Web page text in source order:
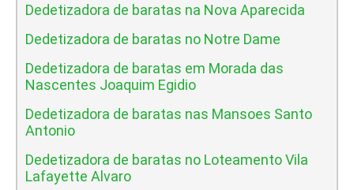
Dedetizadora de baratas na Nova Aparecida
Dedetizadora de baratas no Notre Dame
Dedetizadora de baratas em Morada das
Nascentes Joaquim Egidio
Dedetizadora de baratas nas Mansoes Santo
Antonio
Dedetizadora de baratas no Loteamento Vila
Lafayette Alvaro